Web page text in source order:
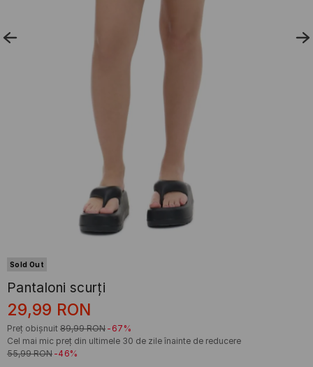
Sold Out
Pantaloni scurți
29,99 RON
Preț obișnuit 89,99 RON -67%
Cel mai mic preț din ultimele 30 de zile înainte de reducere
55,99 RON -46%